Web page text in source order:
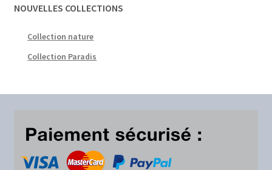
NOUVELLES COLLECTIONS
Collection nature
Collection Paradis